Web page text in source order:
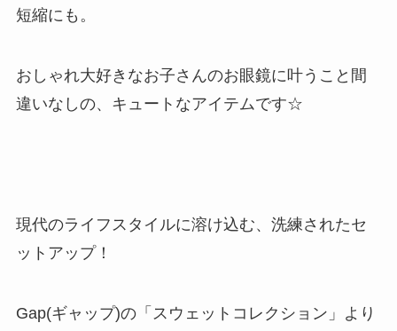
短縮にも。
おしゃれ大好きなお子さんのお眼鏡に叶うこと間
違いなしの、キュートなアイテムです☆
現代のライフスタイルに溶け込む、洗練されたセ
ットアップ！
Gap(ギャップ)の「スウェットコレクション」より